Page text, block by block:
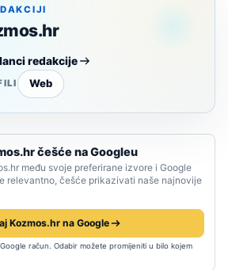
redakcije
Web
češće na Googleu
među svoje preferirane izvore i Google
relevantno, češće prikazivati naše najnovije
Kozmos.hr na Google
račun. Odabir možete promijeniti u bilo kojem